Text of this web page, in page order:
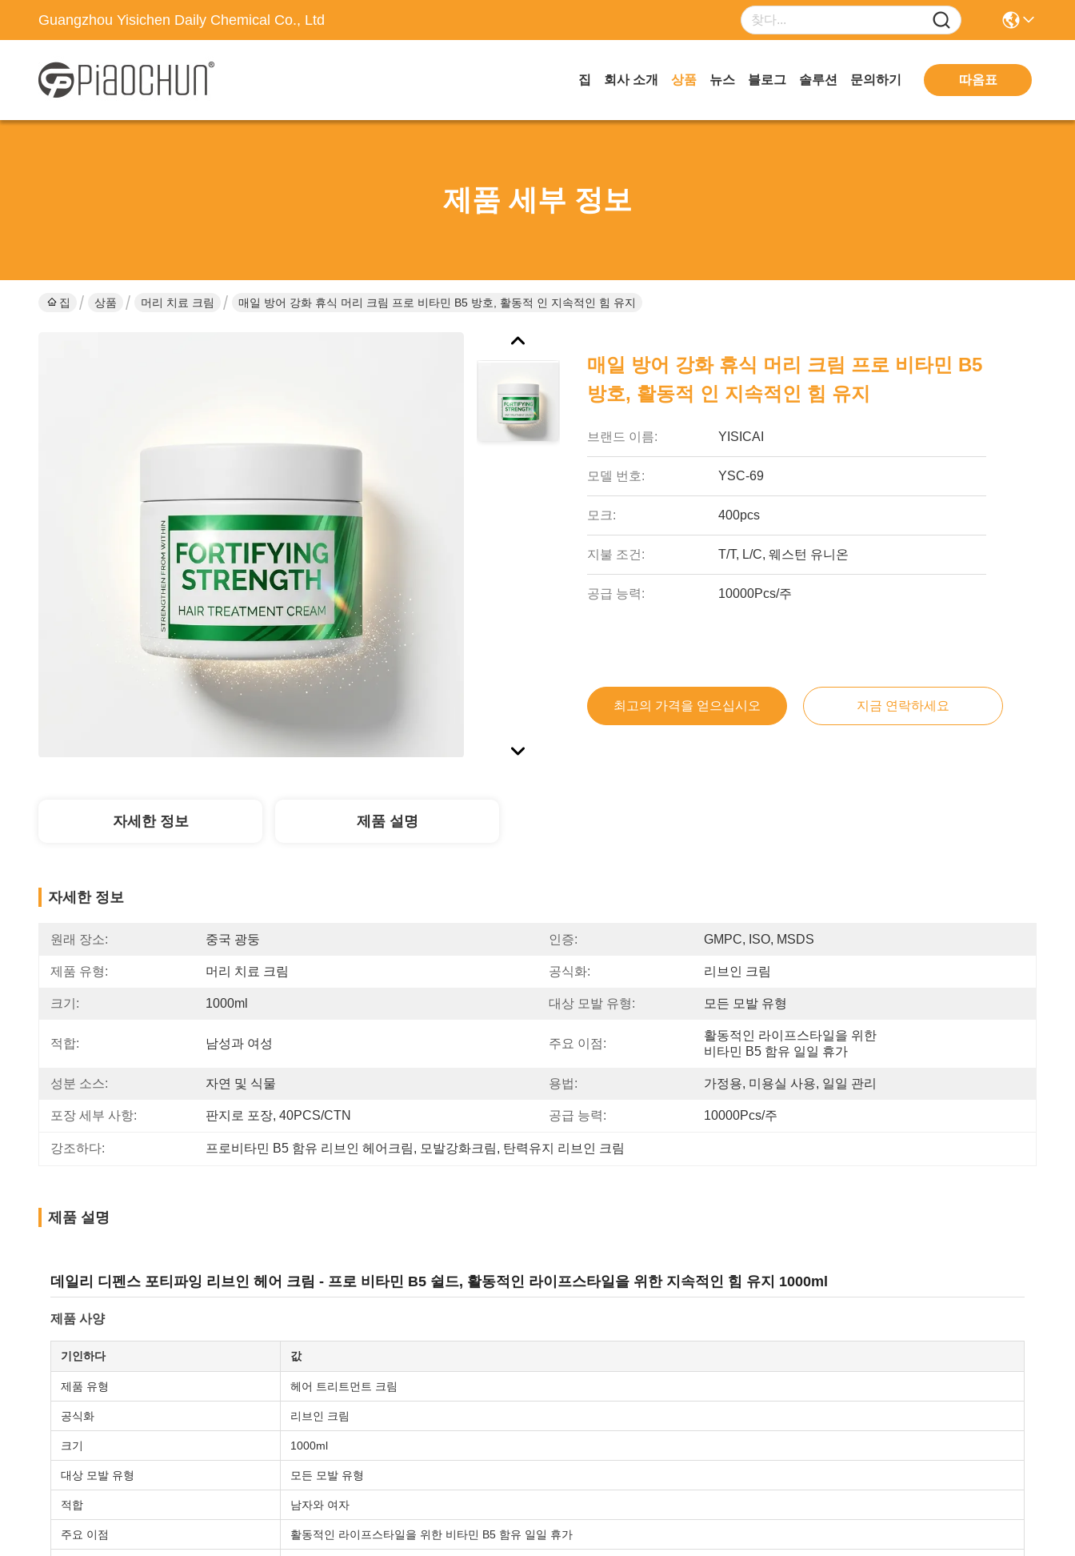
Guangzhou Yisichen Daily Chemical Co., Ltd
집 회사 소개 상품 뉴스 블로그 솔루션 문의하기 따옴표
제품 세부 정보
집 상품 머리 치료 크림 매일 방어 강화 휴식 머리 크림 프로 비타민 B5 방호, 활동적 인 지속적인 힘 유지
매일 방어 강화 휴식 머리 크림 프로 비타민 B5
방호, 활동적 인 지속적인 힘 유지
브랜드 이름: YISICAI
모델 번호: YSC-69
모크: 400pcs
지불 조건: T/T, L/C, 웨스턴 유니온
공급 능력: 10000Pcs/주
최고의 가격을 얻으십시오 지금 연락하세요
자세한 정보 제품 설명
자세한 정보
원래 장소: 중국 광둥 인증: GMPC, ISO, MSDS
제품 유형: 머리 치료 크림 공식화: 리브인 크림
크기: 1000ml 대상 모발 유형: 모든 모발 유형
적합: 남성과 여성 주요 이점:
활동적인 라이프스타일을 위한
비타민 B5 함유 일일 휴가
성분 소스: 자연 및 식물 용법: 가정용, 미용실 사용, 일일 관리
포장 세부 사항: 판지로 포장, 40PCS/CTN 공급 능력: 10000Pcs/주
강조하다: 프로비타민 B5 함유 리브인 헤어크림, 모발강화크림, 탄력유지 리브인 크림
제품 설명
데일리 디펜스 포티파잉 리브인 헤어 크림 - 프로 비타민 B5 쉴드, 활동적인 라이프스타일을 위한 지속적인 힘 유지 1000ml
제품 사양
기인하다 값
제품 유형 헤어 트리트먼트 크림
공식화 리브인 크림
크기 1000ml
대상 모발 유형 모든 모발 유형
적합 남자와 여자
주요 이점 활동적인 라이프스타일을 위한 비타민 B5 함유 일일 휴가